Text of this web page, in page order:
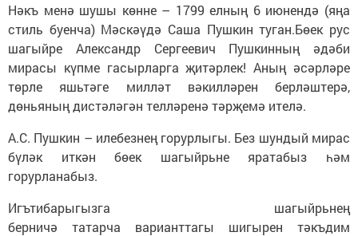
Нәкъ менә шушы көнне – 1799 елның 6 июнендә (яңа
стиль буенча) Мәскәүдә Саша Пушкин туган.Бөек рус
шагыйре Александр Сергеевич Пушкинның әдәби
мирасы күпме гасырларга җитәрлек! Аның әсәрләре
төрле яшьтәге милләт вәкилләрен берләштерә,
дөньяның дистәләгән телләренә тәрҗемә ителә.
А.С. Пушкин – илебезнең горурлыгы. Без шундый мирас
бүләк иткән бөек шагыйрьне яратабыз һәм
горурланабыз.
Игътибарыгызга шагыйрьнең
берничә татарча варианттагы шигырен тәкъдим